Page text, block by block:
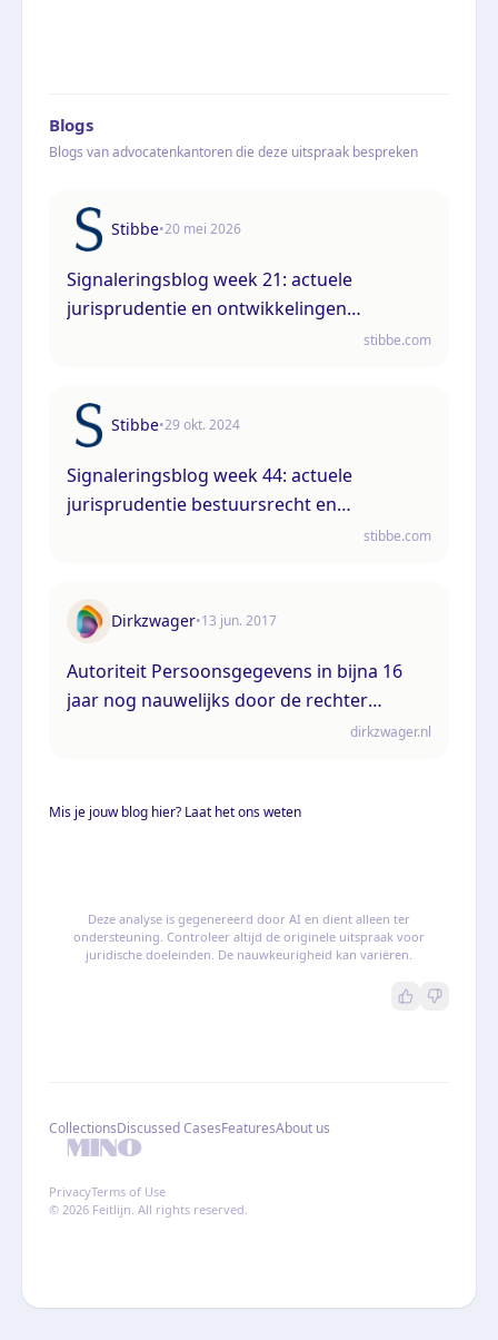
Blogs
Blogs van advocatenkantoren die deze uitspraak bespreken
Stibbe•20 mei 2026
Signaleringsblog week 21: actuele
jurisprudentie en ontwikkelingen
stibbe.com
Stibbe•29 okt. 2024
Signaleringsblog week 44: actuele
jurisprudentie bestuursrecht en
stibbe.com
Dirkzwager•13 jun. 2017
Autoriteit Persoonsgegevens in bijna 16
jaar nog nauwelijks door de rechter
dirkzwager.nl
Mis je jouw blog hier? Laat het ons weten
Deze analyse is gegenereerd door AI en dient alleen ter
ondersteuning. Controleer altijd de originele uitspraak voor
juridische doeleinden. De nauwkeurigheid kan variëren.
CollectionsDiscussed CasesFeaturesAbout us
PrivacyTerms of Use
© 2026 Feitlijn. All rights reserved.